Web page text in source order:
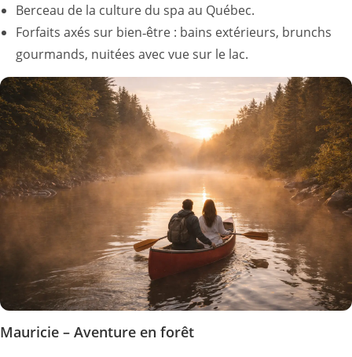
Berceau de la culture du spa au Québec.
Forfaits axés sur bien‑être : bains extérieurs, brunchs
gourmands, nuitées avec vue sur le lac.
Mauricie – Aventure en forêt